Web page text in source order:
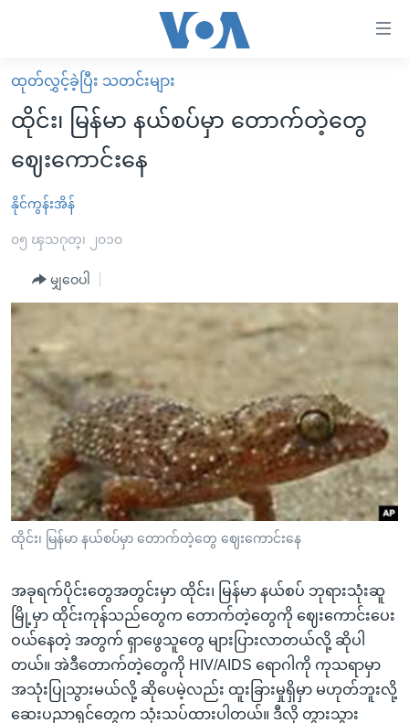
လွယ်ကူ
စေ
Link
များ
ပင်မ
ကျော်
ပင်မ
အ
ညွန်း
စာမျက်နှာ
သို့
ကျော်
ကြည့်
ရှာဖွေ
ရန်
နေရာ
သို့
ကျော်
ရန်
မူလစာမျက်နှာ
မြန်မာ
ကမ္ဘာ့သတင်းများ
နိုင်ငံတကာ
အစ္စရေး-ပါလက်စတိုင်း
ဗွီဒီယို
အင်္ဂလိပ်စာလေ့လာမယ်
မကြေးမုံရဲ့ အင်္ဂလိပ်စာ
ရုပ်ရှင်ထဲက အင်္ဂလိပ်စာ
သုတပဒေသာ အင်္ဂလိပ်စာ
ရေဒီယို
တီဗွီ
ရေဒီယိုနှင့်ရုပ်သံ အချက်အလက်များ
ရေဒီယို/တီဗွီအစီအစဉ်
Learning English
ဗွီအိုအေ လူမှုကွန်ယက်များ
ဘာသာစကားများ
ထုတ်လွှင့်ခဲ့ပြီး သတင်းများ
ထိုင်း၊ မြန်မာ နယ်စပ်မှာ တောက်တဲ့တွေ
ဈေးကောင်းနေ
နိုင်ကွန်းအိန်
၀၅ ၾသဂုတ္၊ ၂၀၁၀
မျှဝေပါ
ထိုင်း၊ မြန်မာ နယ်စပ်မှာ တောက်တဲ့တွေ ဈေးကောင်းနေ
အခုရက်ပိုင်းတွေအတွင်းမှာ ထိုင်း၊ မြန်မာ နယ်စပ် ဘုရားသုံးဆူ
မြို့မှာ ထိုင်းကုန်သည်တွေက တောက်တဲ့တွေကို ဈေးကောင်းပေး
ဝယ်နေတဲ့ အတွက် ရှာဖွေသူတွေ များပြားလာတယ်လို့ ဆိုပါ
တယ်။ အဲဒီတောက်တဲ့တွေကို HIV/AIDS ရောဂါကို ကုသရာမှာ
အသုံးပြုသွားမယ်လို့ ဆိုပေမဲ့လည်း ထူးခြားမှုရှိမှာ မဟုတ်ဘူးလို့
ဆေးပညာရှင်တွေက သုံးသပ်ထားပါတယ်။ ဒီလို တွားသွား